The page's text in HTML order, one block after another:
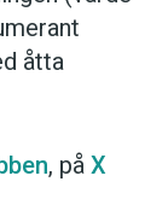
åtta
, på X